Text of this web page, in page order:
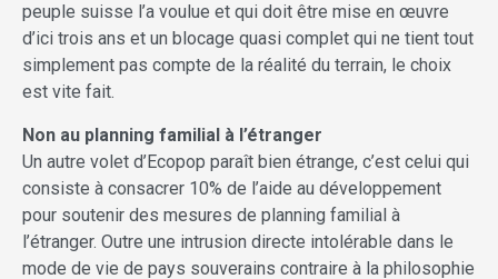
peuple suisse l’a voulue et qui doit être mise en œuvre
d’ici trois ans et un blocage quasi complet qui ne tient tout
simplement pas compte de la réalité du terrain, le choix
est vite fait.
Non au planning familial à l’étranger
Un autre volet d’Ecopop paraît bien étrange, c’est celui qui
consiste à consacrer 10% de l’aide au développement
pour soutenir des mesures de planning familial à
l’étranger. Outre une intrusion directe intolérable dans le
mode de vie de pays souverains contraire à la philosophie